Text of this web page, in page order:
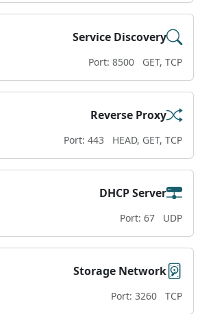
Service Discovery
Port: 8500 GET, TCP
Reverse Proxy
Port: 443 HEAD, GET, TCP
DHCP Server
Port: 67 UDP
Storage Network
Port: 3260 TCP